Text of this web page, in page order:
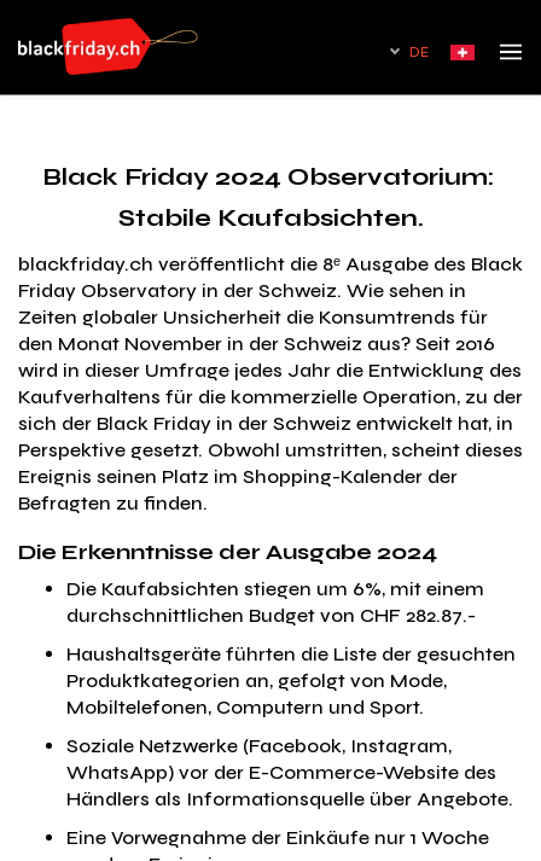
DE
Black Friday 2024 Observatorium:
Stabile Kaufabsichten.
blackfriday.ch veröffentlicht die 8ᵉ Ausgabe des Black
Friday Observatory in der Schweiz. Wie sehen in
Zeiten globaler Unsicherheit die Konsumtrends für
den Monat November in der Schweiz aus? Seit 2016
wird in dieser Umfrage jedes Jahr die Entwicklung des
Kaufverhaltens für die kommerzielle Operation, zu der
sich der Black Friday in der Schweiz entwickelt hat, in
Perspektive gesetzt. Obwohl umstritten, scheint dieses
Ereignis seinen Platz im Shopping-Kalender der
Befragten zu finden.
Die Erkenntnisse der Ausgabe 2024
Die Kaufabsichten stiegen um 6%, mit einem
durchschnittlichen Budget von CHF 282.87.-
Haushaltsgeräte führten die Liste der gesuchten
Produktkategorien an, gefolgt von Mode,
Mobiltelefonen, Computern und Sport.
Soziale Netzwerke (Facebook, Instagram,
WhatsApp) vor der E-Commerce-Website des
Händlers als Informationsquelle über Angebote.
Eine Vorwegnahme der Einkäufe nur 1 Woche